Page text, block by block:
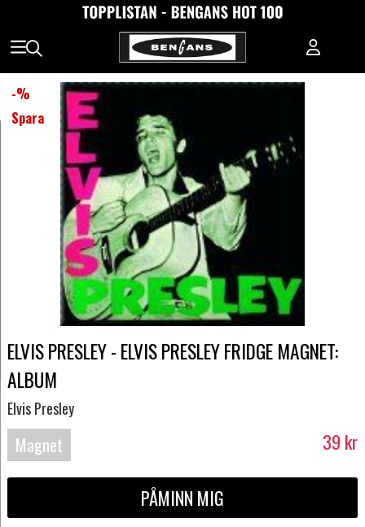
-%
Spara
ELVIS PRESLEY - ELVIS PRESLEY FRIDGE MAGNET:
ALBUM
Elvis Presley
Magnet 39 kr
PÅMINN MIG